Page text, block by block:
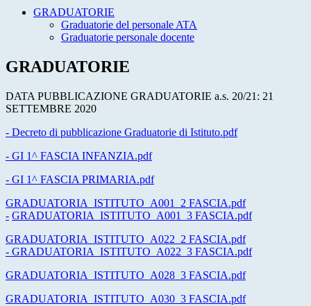
GRADUATORIE
Graduatorie del personale ATA
Graduatorie personale docente
GRADUATORIE
DATA PUBBLICAZIONE GRADUATORIE a.s. 20/21: 21
SETTEMBRE 2020
- Decreto di pubblicazione Graduatorie di Istituto.pdf
- GI 1^ FASCIA INFANZIA.pdf
- GI 1^ FASCIA PRIMARIA.pdf
GRADUATORIA_ISTITUTO_A001_2 FASCIA.pdf
- GRADUATORIA_ISTITUTO_A001_3 FASCIA.pdf
GRADUATORIA_ISTITUTO_A022_2 FASCIA.pdf
- GRADUATORIA_ISTITUTO_A022_3 FASCIA.pdf
GRADUATORIA_ISTITUTO_A028_3 FASCIA.pdf
GRADUATORIA_ISTITUTO_A030_3 FASCIA.pdf